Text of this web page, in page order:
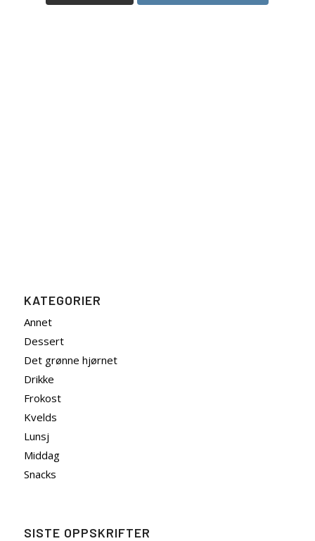
KATEGORIER
Annet
Dessert
Det grønne hjørnet
Drikke
Frokost
Kvelds
Lunsj
Middag
Snacks
SISTE OPPSKRIFTER